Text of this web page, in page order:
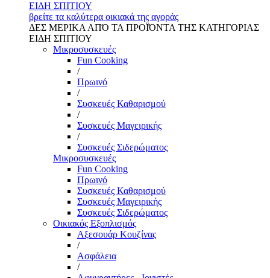
ΕΙΔΗ ΣΠΙΤΙΟΥ
βρείτε τα καλύτερα οικιακά της αγοράς
ΔΕΣ ΜΕΡΙΚΑ ΑΠΌ ΤΑ ΠΡΟΪΌΝΤΑ ΤΗΣ ΚΑΤΗΓΟΡΙΑΣ
ΕΙΔΗ ΣΠΙΤΙΟΥ
Μικροσυσκευές
Fun Cooking
/
Πρωινό
/
Συσκευές Καθαρισμού
/
Συσκευές Μαγειρικής
/
Συσκευές Σιδερώματος
Μικροσυσκευές
Fun Cooking
Πρωινό
Συσκευές Καθαρισμού
Συσκευές Μαγειρικής
Συσκευές Σιδερώματος
Οικιακός Εξοπλισμός
Αξεσουάρ Κουζίνας
/
Ασφάλεια
/